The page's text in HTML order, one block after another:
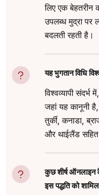
लिए एक बेहतरीन
उपलब्ध मुद्रा पर
बदलती रहती है।
यह भुगतान विधि
विश्वव्यापी
जहां यह कानूनी
तुर्की, कनाडा,
और थाईलैंड सहित
कुछ शीर्ष ऑनलाइन
इस पद्धति को